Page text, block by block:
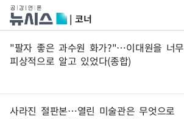
| 코너
"팔자 좋은 과수원 화가?"…이대원을 너무
피상적으로 알고 있었다(종합)
사라진 절판본…열린 미술관은 무엇으로